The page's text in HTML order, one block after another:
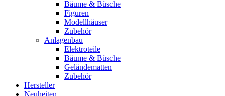
Bäume & Büsche
Figuren
Modellhäuser
Zubehör
Anlagenbau
Elektroteile
Bäume & Büsche
Geländematten
Zubehör
Hersteller
Neuheiten